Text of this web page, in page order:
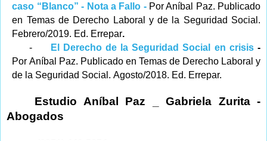
caso “Blanco” - Nota a Fallo - Por Aníbal Paz. Publicado
en Temas de Derecho Laboral y de la Seguridad Social.
Febrero/2019. Ed. Errepar.
-
El Derecho de la Seguridad Social en crisis-
Por Aníbal Paz. Publicado en Temas de Derecho Laboral y
de la Seguridad Social.Agosto/2018. Ed. Errepar.
Estudio Aníbal Paz _ Gabriela Zurita -
Abogados